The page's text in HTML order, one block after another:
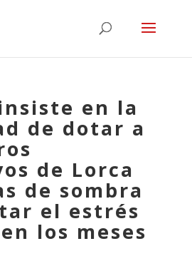
insiste en la
de dotar a
de Lorca
de sombra
el estrés
los meses